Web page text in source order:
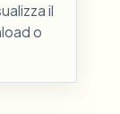
il
o